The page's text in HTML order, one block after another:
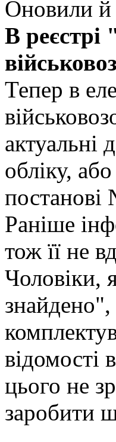
Оновили й
В реєстрі
Тепер в
актуальні
обліку,
постанові
Раніше
тож її не
Чоловіки,
знайдено",
відомості
цього не
заробити